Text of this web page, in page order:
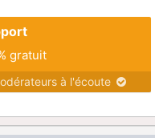
gratuit
à l'écoute